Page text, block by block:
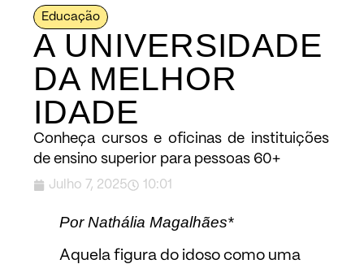
Educação
A UNIVERSIDADE
DA MELHOR
IDADE
Conheça cursos e oficinas de instituições
de ensino superior para pessoas 60+
Julho 7, 2025 10:01
Por Nathália Magalhães*
Aquela figura do idoso como uma